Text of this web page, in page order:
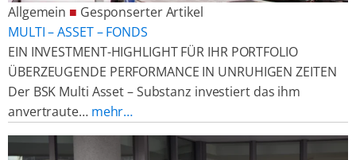
Allgemein ■ Gesponserter Artikel
MULTI – ASSET – FONDS
EIN INVESTMENT-HIGHLIGHT FÜR IHR PORTFOLIO
ÜBERZEUGENDE PERFORMANCE IN UNRUHIGEN ZEITEN
Der BSK Multi Asset – Substanz investiert das ihm
anvertraute… mehr…